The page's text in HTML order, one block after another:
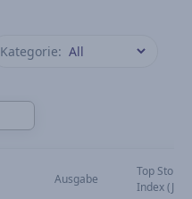
Kategorie:
Ausgabe
Top
Index (July)